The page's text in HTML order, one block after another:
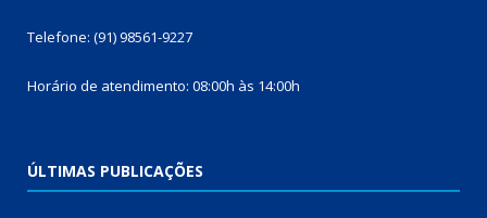
Telefone: (91) 98561-9227
Horário de atendimento: 08:00h às 14:00h
ÚLTIMAS PUBLICAÇÕES